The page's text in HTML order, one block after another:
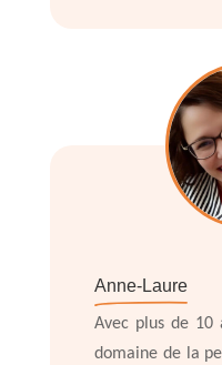
Anne-Laure
Avec plus de 10
domaine de la